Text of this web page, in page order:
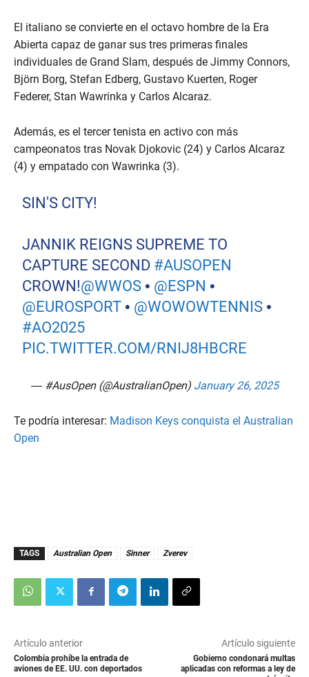
El italiano se convierte en el octavo hombre de la Era
Abierta capaz de ganar sus tres primeras finales
individuales de Grand Slam, después de Jimmy Connors,
Björn Borg, Stefan Edberg, Gustavo Kuerten, Roger
Federer, Stan Wawrinka y Carlos Alcaraz.
Además, es el tercer tenista en activo con más
campeonatos tras Novak Djokovic (24) y Carlos Alcaraz
(4) y empatado con Wawrinka (3).
SIN'S CITY!
JANNIK REIGNS SUPREME TO
CAPTURE SECOND #AUSOPEN
CROWN!@WWOS • @ESPN •
@EUROSPORT • @WOWOWTENNIS •
#AO2025
PIC.TWITTER.COM/RNIJ8HBCRE
— #AusOpen (@AustralianOpen) January 26, 2025
Te podría interesar: Madison Keys conquista el Australian
Open
TAGS Australian Open Sinner Zverev
Artículo anterior
Colombia prohíbe la entrada de
aviones de EE. UU. con deportados
Artículo siguiente
Gobierno condonará multas
aplicadas con reformas a ley de